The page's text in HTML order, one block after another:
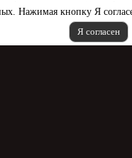
Нажимая кнопку Я
Я согласен